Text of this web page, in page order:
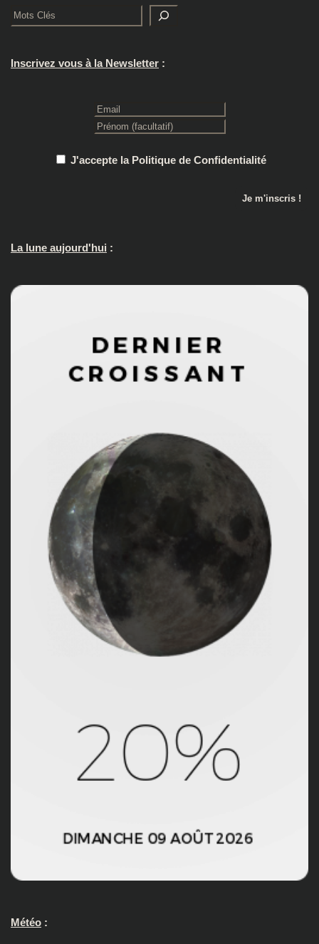
Rechercher
Inscrivez vous à la Newsletter :
J'accepte la Politique de Confidentialité
La lune aujourd'hui :
Météo :